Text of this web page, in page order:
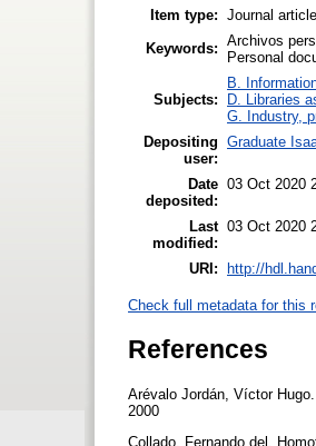
Item type: Journal
Keywords: Archivos
Personal
Subjects:
B.
D. Libraries
G. Industry,
Depositing
user:
Graduate
Date
deposited:
03 Oct 2020
Last
modified:
03 Oct 2020
URI: http://
Check full metadata for this
References
Arévalo Jordán, Víctor
2000
Collado, Fernando del.